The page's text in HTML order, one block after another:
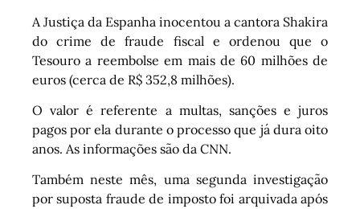
A Justiça da Espanha inocentou a cantora Shakira
do crime de fraude fiscal e ordenou que o
Tesouro a reembolse em mais de 60 milhões de
euros (cerca de R$ 352,8 milhões).
O valor é referente a multas, sanções e juros
pagos por ela durante o processo que já dura oito
anos. As informações são da CNN.
Também neste mês, uma segunda investigação
por suposta fraude de imposto foi arquivada após